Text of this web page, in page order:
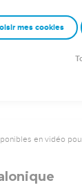
autorisation.
en vidéo
mes cookies